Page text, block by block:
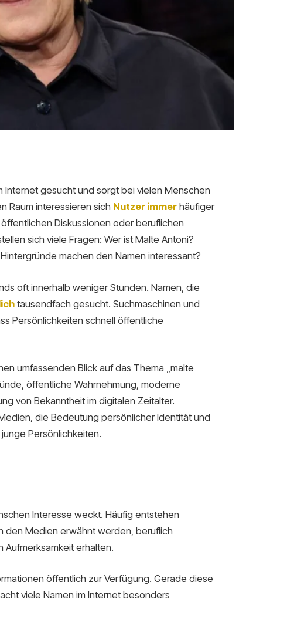
Internet gesucht und sorgt bei vielen Menschen
Raum interessieren sich Nutzer immerhäufiger
Diskussionen oder beruflichen
sich viele Fragen: Wer ist Malte Antoni?
machen den Namen interessant?
oft innerhalb weniger Stunden. Namen, die
tausendfach gesucht. Suchmaschinen und
Persönlichkeiten schnell öffentliche
umfassenden Blick auf das Thema „malte
öffentliche Wahrnehmung, moderne
von Bekanntheit im digitalen Zeitalter.
die Bedeutung persönlicher Identität und
Persönlichkeiten.
Interesse weckt. Häufig entstehen
den Medien erwähnt werden, beruflich
erhalten.
öffentlich zur Verfügung. Gerade diese
viele Namen im Internet besonders